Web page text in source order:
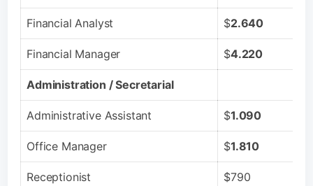
Financial Analyst $2.640
Financial Manager $4.220
Administration / Secretarial
Administrative Assistant $1.090
Office Manager $1.810
Receptionist $790